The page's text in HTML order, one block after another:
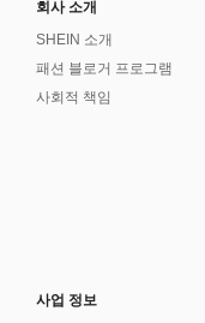
회사 소개
SHEIN 소개
패션 블로거 프로그램
사회적 책임
사업 정보